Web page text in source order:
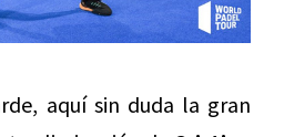
aquí sin duda la gran